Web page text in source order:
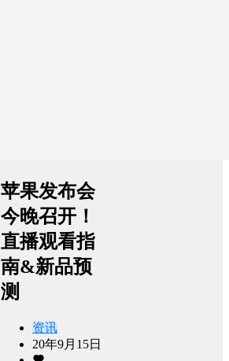
苹果发布会
今晚召开！
直播观看指
南&新品预
测
资讯
20年9月15日